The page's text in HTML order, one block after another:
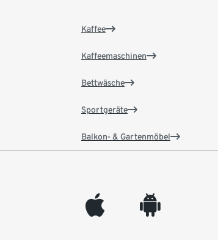
Kaffee
Kaffeemaschinen
Bettwäsche
Sportgeräte
Balkon- & Gartenmöbel
appleinc android